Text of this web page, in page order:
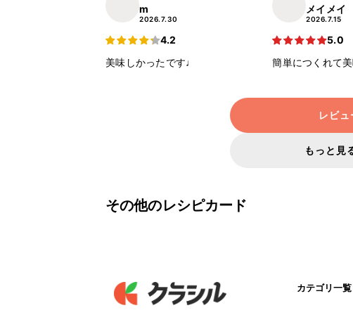
m
2026.7.30
4.2
美味しかったです♩
メイメイ
2026.7.15
5.0
簡単につくれて
レビュ
もっと見
その他のレシピカード
カテゴリ一覧